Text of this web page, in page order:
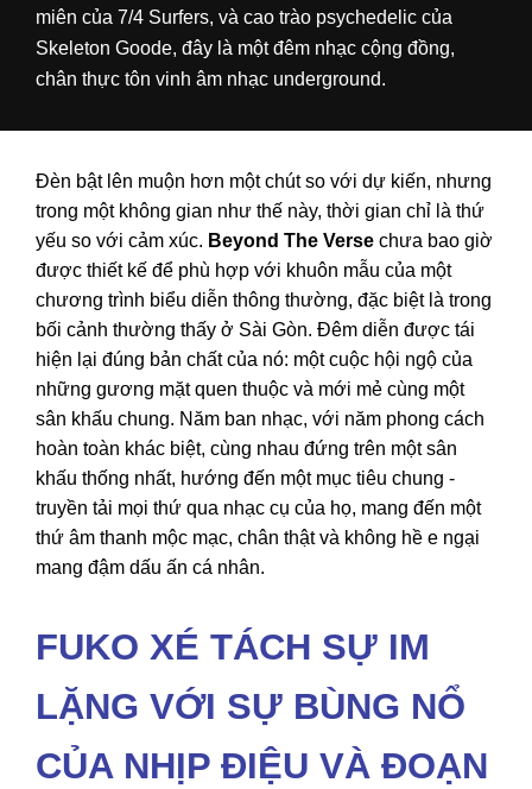
miên của 7/4 Surfers, và cao trào psychedelic của
Skeleton Goode, đây là một đêm nhạc cộng đồng,
chân thực tôn vinh âm nhạc underground.
Đèn bật lên muộn hơn một chút so với dự kiến, nhưng
trong một không gian như thế này, thời gian chỉ là thứ
yếu so với cảm xúc. Beyond The Verse chưa bao giờ
được thiết kế để phù hợp với khuôn mẫu của một
chương trình biểu diễn thông thường, đặc biệt là trong
bối cảnh thường thấy ở Sài Gòn. Đêm diễn được tái
hiện lại đúng bản chất của nó: một cuộc hội ngộ của
những gương mặt quen thuộc và mới mẻ cùng một
sân khấu chung. Năm ban nhạc, với năm phong cách
hoàn toàn khác biệt, cùng nhau đứng trên một sân
khấu thống nhất, hướng đến một mục tiêu chung -
truyền tải mọi thứ qua nhạc cụ của họ, mang đến một
thứ âm thanh mộc mạc, chân thật và không hề e ngại
mang đậm dấu ấn cá nhân.
FUKO XÉ TÁCH SỰ IM
LẶNG VỚI SỰ BÙNG NỔ
CỦA NHỊP ĐIỆU VÀ ĐOẠN